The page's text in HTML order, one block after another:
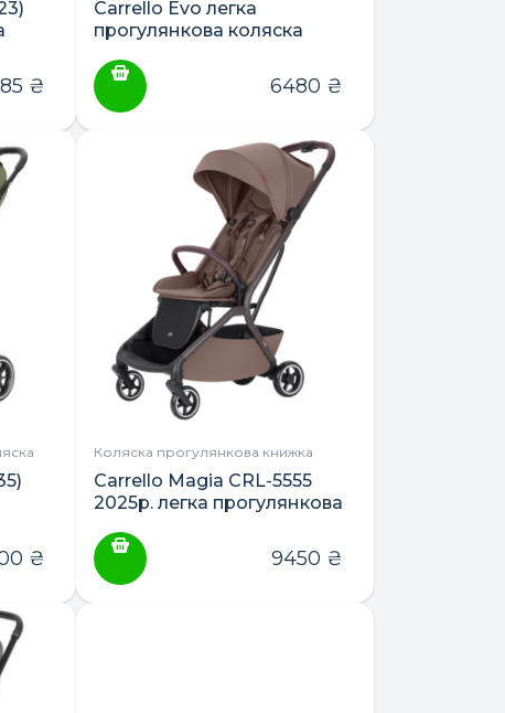
₴
Carrello Evo легка
прогулянкова коляска
6480 ₴
₴
Коляска прогулянкова книжка
Carrello Magia CRL-5555
2025р. легка прогулянкова
9450 ₴